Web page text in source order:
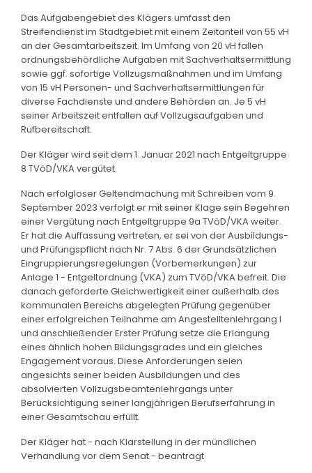
Das Aufgabengebiet des Klägers umfasst den
Streifendienst im Stadtgebiet mit einem Zeitanteil von 55 vH
an der Gesamtarbeitszeit. Im Umfang von 20 vH fallen
ordnungsbehördliche Aufgaben mit Sachverhaltsermittlung
sowie ggf. sofortige Vollzugsmaßnahmen und im Umfang
von 15 vH Personen- und Sachverhaltsermittlungen für
diverse Fachdienste und andere Behörden an. Je 5 vH
seiner Arbeitszeit entfallen auf Vollzugsaufgaben und
Rufbereitschaft.
Der Kläger wird seit dem 1. Januar 2021 nach Entgeltgruppe
8 TVöD/VKA vergütet.
Nach erfolgloser Geltendmachung mit Schreiben vom 9.
September 2023 verfolgt er mit seiner Klage sein Begehren
einer Vergütung nach Entgeltgruppe 9a TVöD/VKA weiter.
Er hat die Auffassung vertreten, er sei von der Ausbildungs-
und Prüfungspflicht nach Nr. 7 Abs. 6 der Grundsätzlichen
Eingruppierungsregelungen (Vorbemerkungen) zur
Anlage 1 - Entgeltordnung (VKA) zum TVöD/VKA befreit. Die
danach geforderte Gleichwertigkeit einer außerhalb des
kommunalen Bereichs abgelegten Prüfung gegenüber
einer erfolgreichen Teilnahme am Angestelltenlehrgang I
und anschließender Erster Prüfung setze die Erlangung
eines ähnlich hohen Bildungsgrades und ein gleiches
Engagement voraus. Diese Anforderungen seien
angesichts seiner beiden Ausbildungen und des
absolvierten Vollzugsbeamtenlehrgangs unter
Berücksichtigung seiner langjährigen Berufserfahrung in
einer Gesamtschau erfüllt.
Der Kläger hat - nach Klarstellung in der mündlichen
Verhandlung vor dem Senat - beantragt